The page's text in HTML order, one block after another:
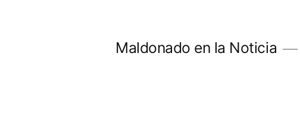
Maldonado en la Noticia